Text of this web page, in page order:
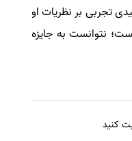
تجربی بر نظریات او
نتوانست به جایزه
کنید